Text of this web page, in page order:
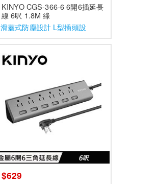
KINYO CGS-366-6 6開6插延長
線 6呎 1.8M 綠
滑蓋式防塵設計 L型插頭設
計
$629